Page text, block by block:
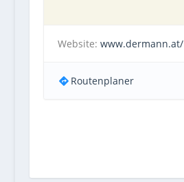
Website: www.dermann.at/
Routenplaner